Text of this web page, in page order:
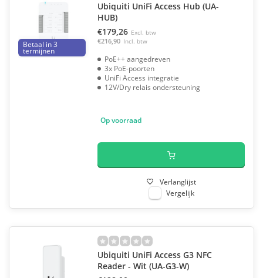
Betaal in 3
termijnen
Ubiquiti UniFi Access Hub (UA-
HUB)
€179,26 Excl. btw
€216,90 Incl. btw
PoE++ aangedreven
3x PoE-poorten
UniFi Access integratie
12V/Dry relais ondersteuning
Op voorraad
Verlanglijst
Vergelijk
Ubiquiti UniFi Access G3 NFC
Reader - Wit (UA-G3-W)